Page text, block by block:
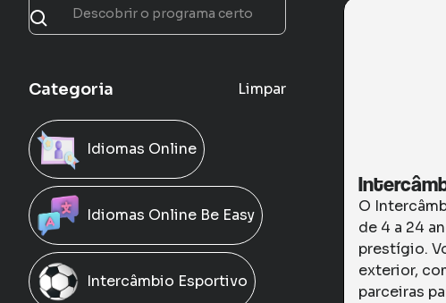
Categoria Limpar
Idiomas Online
Idiomas Online Be Easy
Intercâmbio Esportivo
O
de 4 a 24
prestígio.
exterior,
parceiras